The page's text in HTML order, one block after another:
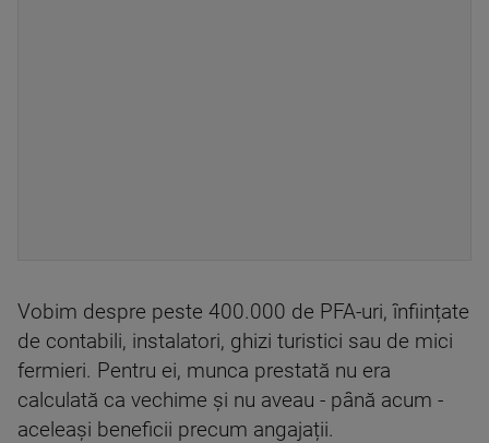
Vobim despre peste 400.000 de PFA-uri, înființate
de contabili, instalatori, ghizi turistici sau de mici
fermieri. Pentru ei, munca prestată nu era
calculată ca vechime și nu aveau - până acum -
aceleași beneficii precum angajații.